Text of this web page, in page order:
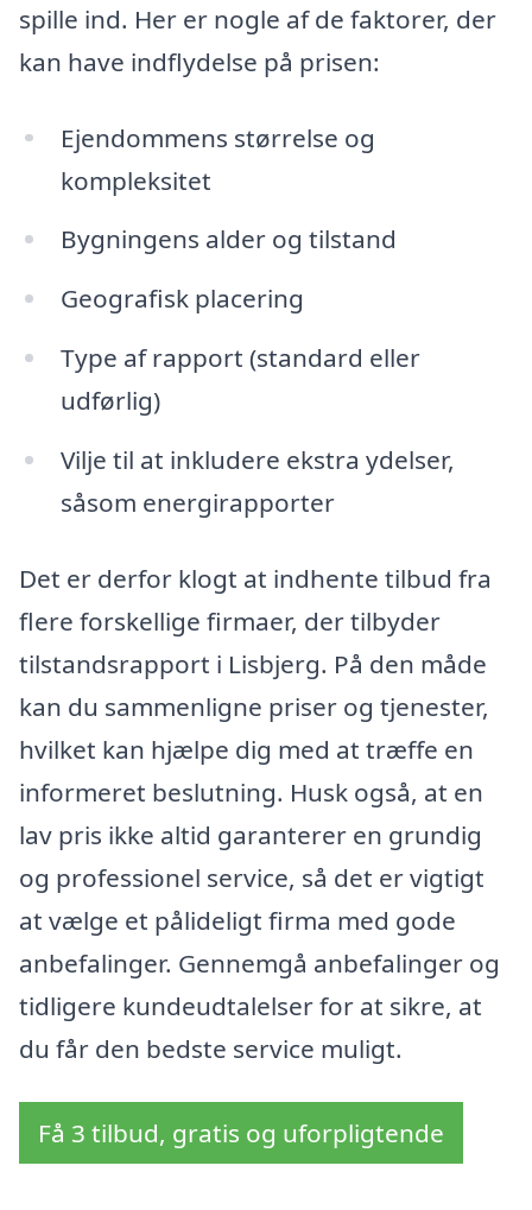
spille ind. Her er nogle af de faktorer, der
kan have indflydelse på prisen:
Ejendommens størrelse og
kompleksitet
Bygningens alder og tilstand
Geografisk placering
Type af rapport (standard eller
udførlig)
Vilje til at inkludere ekstra ydelser,
såsom energirapporter
Det er derfor klogt at indhente tilbud fra
flere forskellige firmaer, der tilbyder
tilstandsrapport i Lisbjerg. På den måde
kan du sammenligne priser og tjenester,
hvilket kan hjælpe dig med at træffe en
informeret beslutning. Husk også, at en
lav pris ikke altid garanterer en grundig
og professionel service, så det er vigtigt
at vælge et pålideligt firma med gode
anbefalinger. Gennemgå anbefalinger og
tidligere kundeudtalelser for at sikre, at
du får den bedste service muligt.
Få 3 tilbud, gratis og uforpligtende